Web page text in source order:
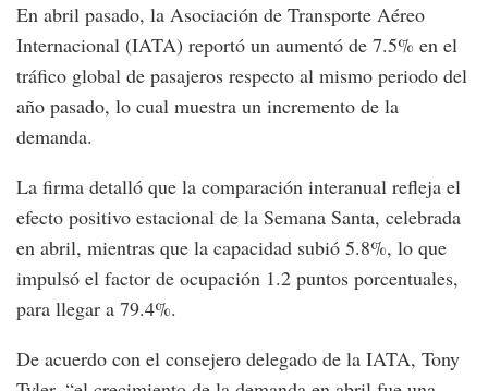
En abril pasado, la Asociación de Transporte Aéreo
Internacional (IATA) reportó un aumentó de 7.5% en el
tráfico global de pasajeros respecto al mismo periodo del
año pasado, lo cual muestra un incremento de la
demanda.
La firma detalló que la comparación interanual refleja el
efecto positivo estacional de la Semana Santa, celebrada
en abril, mientras que la capacidad subió 5.8%, lo que
impulsó el factor de ocupación 1.2 puntos porcentuales,
para llegar a 79.4%.
De acuerdo con el consejero delegado de la IATA, Tony